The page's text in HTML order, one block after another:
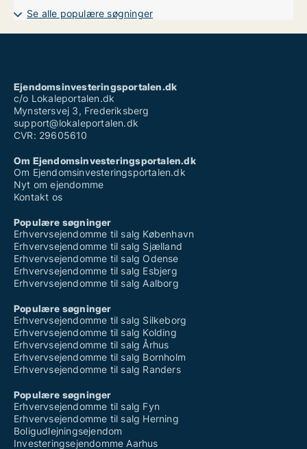
Se alle populære søgninger
Ejendomsinvesteringsportalen.dk
c/o Lokaleportalen.dk
Mynstersvej 3, Frederiksberg
support@lokaleportalen.dk
CVR: 29605610
Om Ejendomsinvesteringsportalen.dk
Om Ejendomsinvesteringsportalen.dk
Nyt om ejendomme
Kontakt os
Populære søgninger
Erhvervsejendomme til salg København
Erhvervsejendomme til salg Sjælland
Erhvervsejendomme til salg Odense
Erhvervsejendomme til salg Esbjerg
Erhvervsejendomme til salg Aalborg
Populære søgninger
Erhvervsejendomme til salg Silkeborg
Erhvervsejendomme til salg Kolding
Erhvervsejendomme til salg Århus
Erhvervsejendomme til salg Bornholm
Erhvervsejendomme til salg Randers
Populære søgninger
Erhvervsejendomme til salg Fyn
Erhvervsejendomme til salg Herning
Boligudlejningsejendom
Investeringsejendomme Aarhus